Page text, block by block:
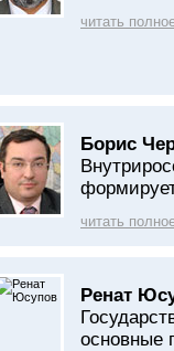
читать
Борис
читать
Ренат
основные